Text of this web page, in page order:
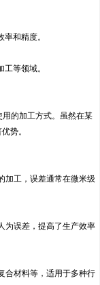
和精度。
等领域。
的加工方式。虽然在某
势。
加工，误差通常在微米级
为误差，提高了生产效率
合材料等，适用于多种行